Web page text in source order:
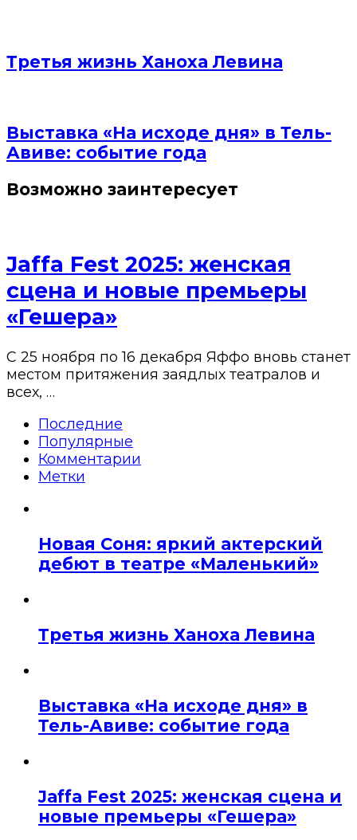
Третья жизнь Ханоха Левина
Выставка «На исходе дня» в Тель-
Авиве: событие года
Возможно заинтересует
Jaffa Fest 2025: женская
сцена и новые премьеры
«Гешера»
С 25 ноября по 16 декабря Яффо вновь станет
местом притяжения заядлых театралов и
всех, …
Последние
Популярные
Комментарии
Метки
Новая Соня: яркий актерский
дебют в театре «Маленький»
Третья жизнь Ханоха Левина
Выставка «На исходе дня» в
Тель-Авиве: событие года
Jaffa Fest 2025: женская сцена и
новые премьеры «Гешера»